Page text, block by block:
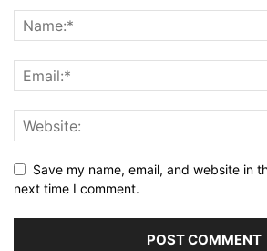
Save my name, email, and website in
next time I comment.